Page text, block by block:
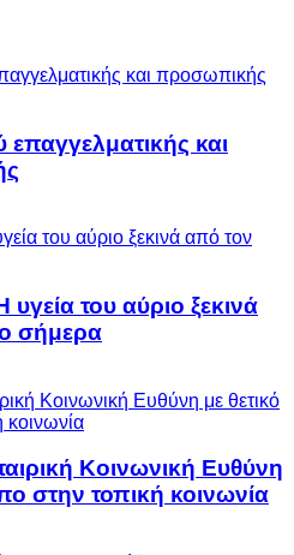
επαγγελματικής και
του αύριο ξεκινά
σήμερα
Κοινωνική Ευθύνη
στην τοπική κοινωνία